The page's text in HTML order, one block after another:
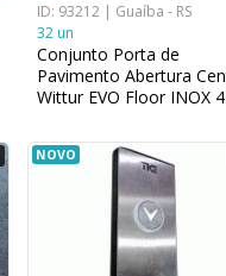
ID: 93212 | Guaíba - RS
32 un
Conjunto Porta de
Pavimento Abertura
Wittur EVO Floor INOX
NOVO